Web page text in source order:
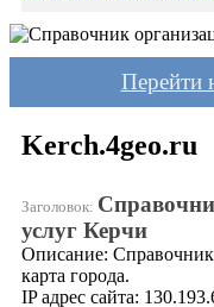
Перейти
Kerch.4geo.ru
Заголовок:
услуг Керчи
Описание:
карта города.
IP адрес сайта: